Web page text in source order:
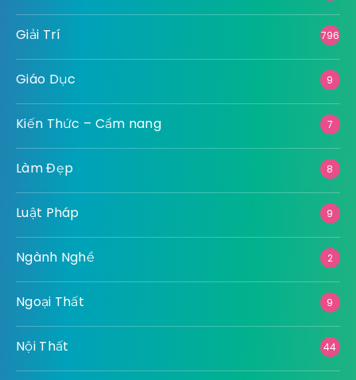
Giải Trí 796
Giáo Dục 9
Kiến Thức – Cẩm nang 7
Làm Đẹp 8
Luật Pháp 9
Ngành Nghề 2
Ngoại Thất 9
Nội Thất 44